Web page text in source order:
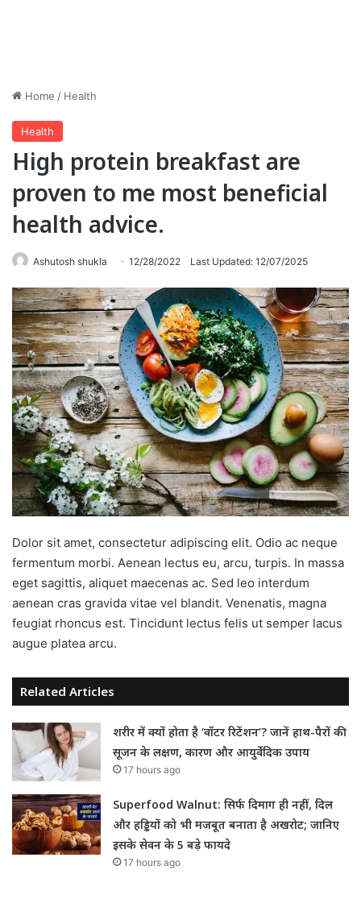
Home / Health
Health
High protein breakfast are
proven to me most beneficial
health advice.
Ashutosh shukla 12/28/2022 Last Updated: 12/07/2025
Dolor sit amet, consectetur adipiscing elit. Odio ac neque
fermentum morbi. Aenean lectus eu, arcu, turpis. In massa
eget sagittis, aliquet maecenas ac. Sed leo interdum
aenean cras gravida vitae vel blandit. Venenatis, magna
feugiat rhoncus est. Tincidunt lectus felis ut semper lacus
augue platea arcu.
Related Articles
शरीर में क्यों होता है ‘वॉटर रिटेंशन’? जानें हाथ-पैरों की
सूजन के लक्षण, कारण और आयुर्वेदिक उपाय
17 hours ago
Superfood Walnut: सिर्फ दिमाग ही नहीं, दिल
और हड्डियों को भी मजबूत बनाता है अखरोट; जानिए
इसके सेवन के 5 बड़े फायदे
17 hours ago